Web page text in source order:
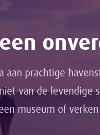
aan prachtige
van de levendige
museum of